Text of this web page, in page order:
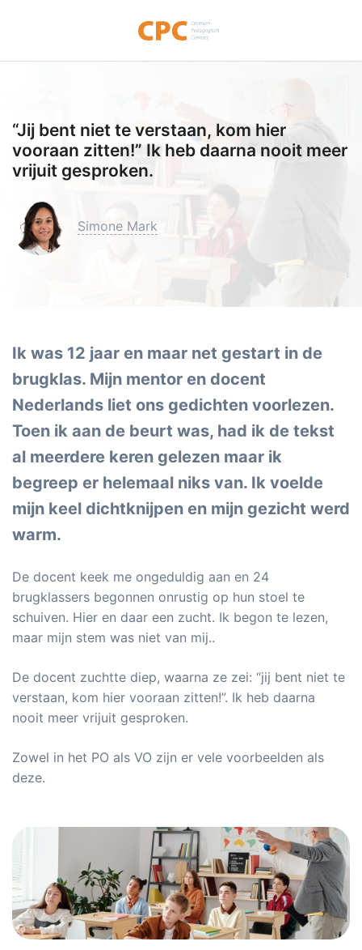
“Jij bent niet te verstaan, kom hier
vooraan zitten!” Ik heb daarna nooit meer
vrijuit gesproken.
Simone Mark
Ik was 12 jaar en maar net gestart in de
brugklas. Mijn mentor en docent
Nederlands liet ons gedichten voorlezen.
Toen ik aan de beurt was, had ik de tekst
al meerdere keren gelezen maar ik
begreep er helemaal niks van. Ik voelde
mijn keel dichtknijpen en mijn gezicht werd
warm.
De docent keek me ongeduldig aan en 24
brugklassers begonnen onrustig op hun stoel te
schuiven. Hier en daar een zucht. Ik begon te lezen,
maar mijn stem was niet van mij..
De docent zuchtte diep, waarna ze zei: “jij bent niet te
verstaan, kom hier vooraan zitten!”. Ik heb daarna
nooit meer vrijuit gesproken.
Zowel in het PO als VO zijn er vele voorbeelden als
deze.